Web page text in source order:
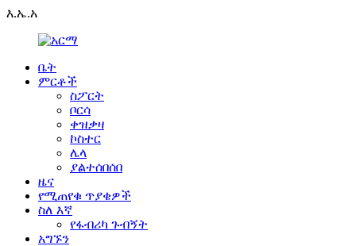
እ.ኤ.አ
ቤት
ምርቶች
ስፖርት
ቦርሳ
ቀዝቃዛ
ኮስተር
ሌላ
ያልተሰበሰበ
ዜና
የሚጠየቁ ጥያቄዎች
ስለ እኛ
የፋብሪካ ጉብኝት
አግኙን